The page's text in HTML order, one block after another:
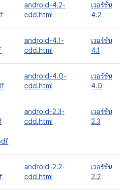
android-4.2-
cdd.html
เวอร์ชัน
4.2
android-4.1-
cdd.html
เวอร์ชัน
4.1
android-4.0-
cdd.html
เวอร์ชัน
4.0
android-2.3-
cdd.html
เวอร์ชัน
2.3
android-2.2-
cdd.html
เวอร์ชัน
2.2